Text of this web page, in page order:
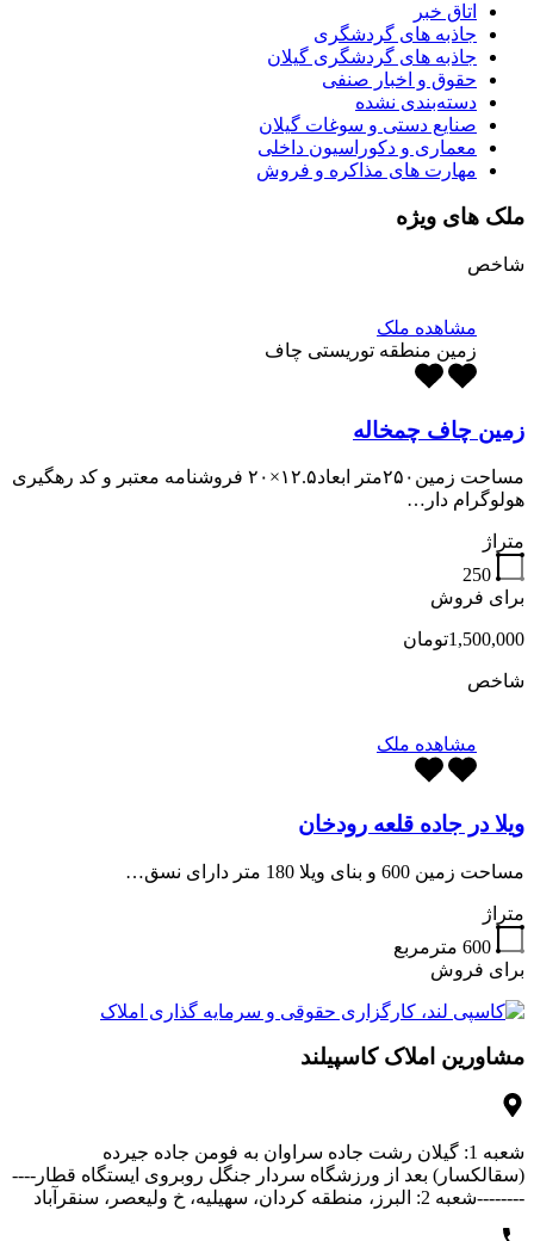
اتاق خبر
جاذبه های گردشگری
جاذبه های گردشگری گیلان
حقوق و اخبار صنفی
دسته‌بندی نشده
صنایع دستی و سوغات گیلان
معماری و دکوراسیون داخلی
مهارت های مذاکره و فروش
ملک های ویژه
شاخص
مشاهده ملک
زمین منطقه توریستی چاف
زمین چاف چمخاله
مساحت زمین۲۵۰متر ابعاد۱۲.۵×۲۰ فروشنامه معتبر و کد رهگیری
هولوگرام دار…
متراژ
250
برای فروش
1,500,000تومان
شاخص
مشاهده ملک
ویلا در جاده قلعه رودخان
مساحت زمین 600 و بنای ویلا 180 متر دارای نسق…
متراژ
600 مترمربع
برای فروش
مشاورین املاک کاسپیلند
شعبه 1: گیلان رشت جاده سراوان به فومن جاده جیرده
(سقالکسار) بعد از ورزشگاه سردار جنگل روبروی ایستگاه قطار----
--------شعبه 2: البرز، منطقه کردان، سهیلیه، خ ولیعصر، سنقرآباد